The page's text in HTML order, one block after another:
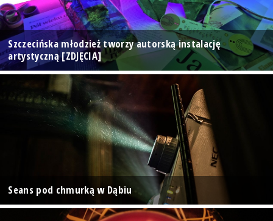
Szczecińska młodzież tworzy autorską instalację
artystyczną [ZDJĘCIA]
Seans pod chmurką w Dąbiu